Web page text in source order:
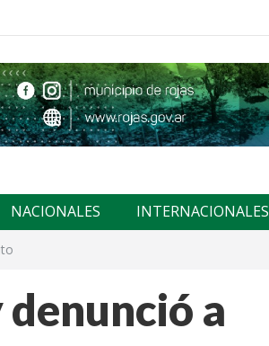
NACIONALES INTERNACIONALES
denunció a